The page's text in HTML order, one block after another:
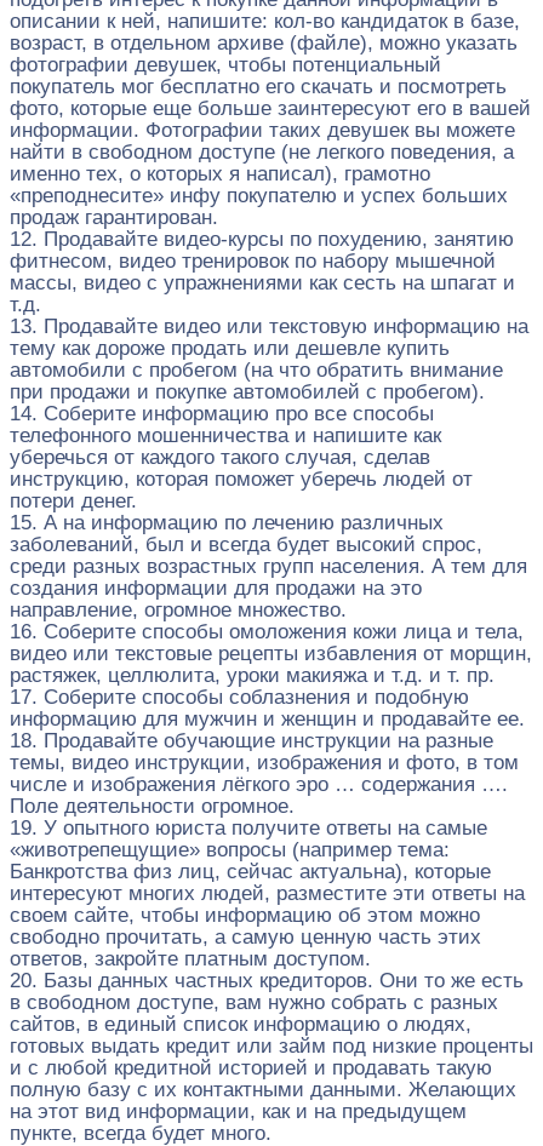
описании к ней, напишите: кол-во кандидаток в базе,
возраст, в отдельном архиве (файле), можно указать
фотографии девушек, чтобы потенциальный
покупатель мог бесплатно его скачать и посмотреть
фото, которые еще больше заинтересуют его в вашей
информации. Фотографии таких девушек вы можете
найти в свободном доступе (не легкого поведения, а
именно тех, о которых я написал), грамотно
«преподнесите» инфу покупателю и успех больших
продаж гарантирован.
12. Продавайте видео-курсы по похудению, занятию
фитнесом, видео тренировок по набору мышечной
массы, видео с упражнениями как сесть на шпагат и
т.д.
13. Продавайте видео или текстовую информацию на
тему как дороже продать или дешевле купить
автомобили с пробегом (на что обратить внимание
при продажи и покупке автомобилей с пробегом).
14. Соберите информацию про все способы
телефонного мошенничества и напишите как
уберечься от каждого такого случая, сделав
инструкцию, которая поможет уберечь людей от
потери денег.
15. А на информацию по лечению различных
заболеваний, был и всегда будет высокий спрос,
среди разных возрастных групп населения. А тем для
создания информации для продажи на это
направление, огромное множество.
16. Соберите способы омоложения кожи лица и тела,
видео или текстовые рецепты избавления от морщин,
растяжек, целлюлита, уроки макияжа и т.д. и т. пр.
17. Соберите способы соблазнения и подобную
информацию для мужчин и женщин и продавайте ее.
18. Продавайте обучающие инструкции на разные
темы, видео инструкции, изображения и фото, в том
числе и изображения лёгкого эро … содержания ….
Поле деятельности огромное.
19. У опытного юриста получите ответы на самые
«животрепещущие» вопросы (например тема:
Банкротства физ лиц, сейчас актуальна), которые
интересуют многих людей, разместите эти ответы на
своем сайте, чтобы информацию об этом можно
свободно прочитать, а самую ценную часть этих
ответов, закройте платным доступом.
20. Базы данных частных кредиторов. Они то же есть
в свободном доступе, вам нужно собрать с разных
сайтов, в единый список информацию о людях,
готовых выдать кредит или займ под низкие проценты
и с любой кредитной историей и продавать такую
полную базу с их контактными данными. Желающих
на этот вид информации, как и на предыдущем
пункте, всегда будет много.